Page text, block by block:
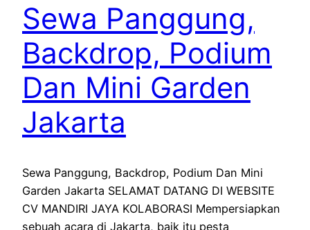
Sewa Panggung,
Backdrop, Podium
Dan Mini Garden
Jakarta
Sewa Panggung, Backdrop, Podium Dan Mini
Garden Jakarta SELAMAT DATANG DI WEBSITE
CV MANDIRI JAYA KOLABORASI Mempersiapkan
sebuah acara di Jakarta, baik itu pesta